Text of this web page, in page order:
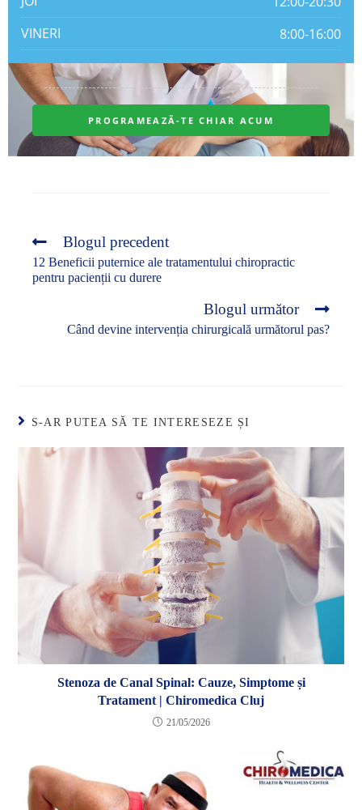
Blogul precedent
12 Beneficii puternice ale tratamentului chiropractic
pentru pacienții cu durere
Blogul următor
Când devine intervenția chirurgicală următorul pas?
S-AR PUTEA SĂ TE INTERESEZE ȘI
Stenoza de Canal Spinal: Cauze, Simptome și
Tratament | Chiromedica Cluj
21/05/2026